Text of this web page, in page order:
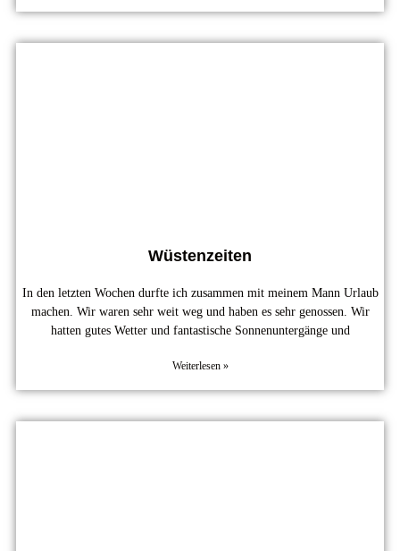
Wüstenzeiten
In den letzten Wochen durfte ich zusammen mit meinem Mann Urlaub
machen. Wir waren sehr weit weg und haben es sehr genossen. Wir
hatten gutes Wetter und fantastische Sonnenuntergänge und
Weiterlesen »